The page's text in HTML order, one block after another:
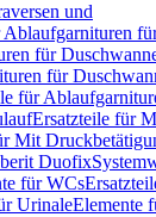
und
Ablaufgarnituren
für
für
für
Ersatzteile für
Mit
Duofix
für WCs
UrinaleElemente